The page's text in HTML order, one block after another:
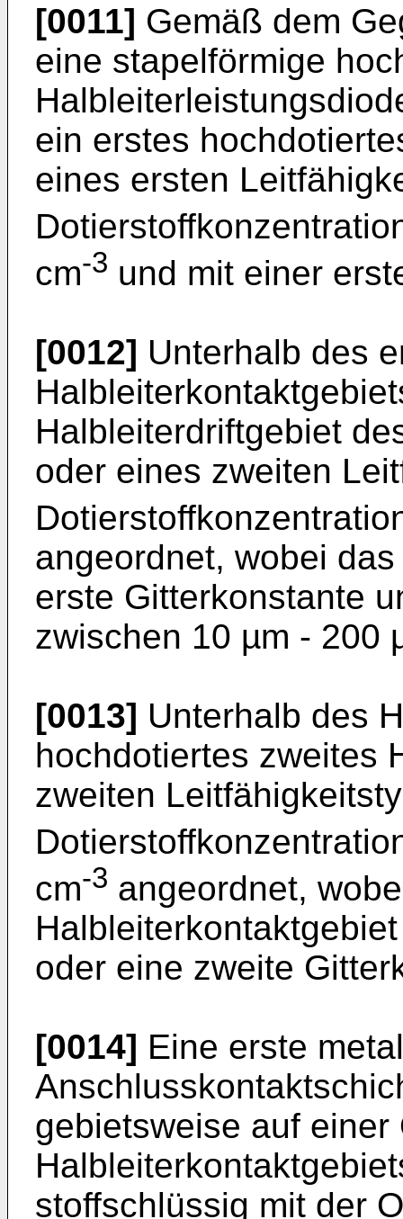
[0011] Gemäß dem
eine stapelförmige
ein erstes
eines ersten
cm-3 und mit einer
[0012] Unterhalb des
Halbleiterdriftgebiet
oder eines zweiten
angeordnet, wobei
erste Gitterkonstante
zwischen 10 µm - 200
[0013] Unterhalb des
hochdotiertes zweites
zweiten
cm-3 angeordnet,
oder eine zweite
[0014] Eine erste
gebietsweise auf
stoffschlüssig mit der